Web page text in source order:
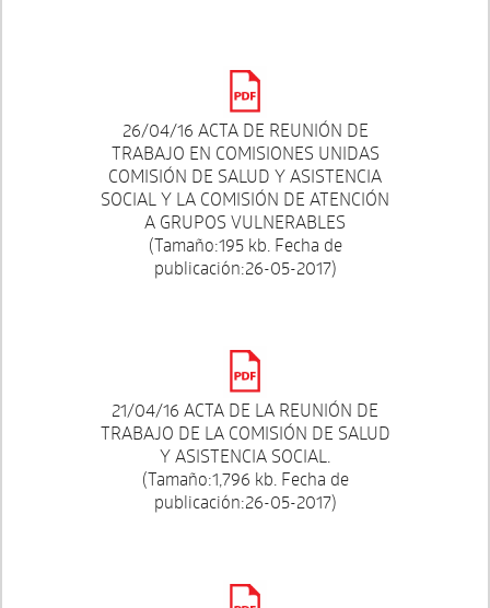
26/04/16 ACTA DE REUNIÓN DE
TRABAJO EN COMISIONES UNIDAS
COMISIÓN DE SALUD Y ASISTENCIA
SOCIAL Y LA COMISIÓN DE ATENCIÓN
A GRUPOS VULNERABLES
(Tamaño:195 kb. Fecha de
publicación:26-05-2017)
21/04/16 ACTA DE LA REUNIÓN DE
TRABAJO DE LA COMISIÓN DE SALUD
Y ASISTENCIA SOCIAL.
(Tamaño:1,796 kb. Fecha de
publicación:26-05-2017)